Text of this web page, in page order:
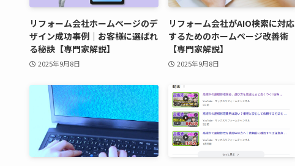
リフォーム会社ホームページのデ
ザイン成功事例｜お客様に選ばれ
る秘訣【専門家解説】
2025年9月8日
リフォーム会社がAIO検索に対応
するためのホームページ改善術
【専門家解説】
2025年9月8日